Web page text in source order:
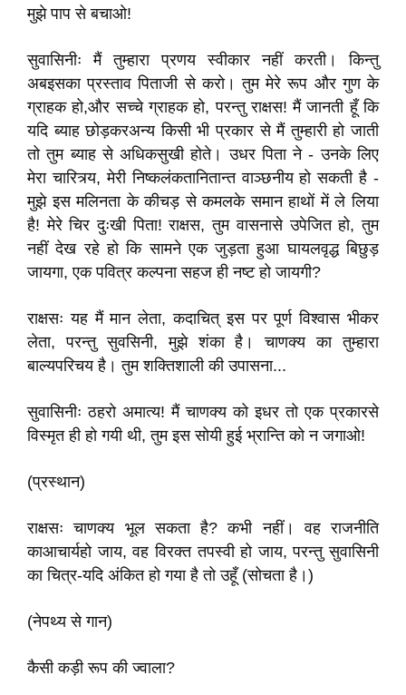
मुझे पाप से बचाओ!
सुवासिनीः मैं तुम्हारा प्रणय स्वीकार नहीं करती। किन्तु
अबइसका प्रस्ताव पिताजी से करो। तुम मेरे रूप और गुण के
ग्राहक हो,और सच्चे ग्राहक हो, परन्तु राक्षस! मैं जानती हूँ कि
यदि ब्याह छोड़करअन्य किसी भी प्रकार से मैं तुम्हारी हो जाती
तो तुम ब्याह से अधिकसुखी होते। उधर पिता ने - उनके लिए
मेरा चारित्र्य, मेरी निष्कलंकतानितान्त वाञ्छनीय हो सकती है -
मुझे इस मलिनता के कीचड़ से कमलके समान हाथों में ले लिया
है! मेरे चिर दुःखी पिता! राक्षस, तुम वासनासे उपेजित हो, तुम
नहीं देख रहे हो कि सामने एक जुड़ता हुआ घायलवृद्ध बिछुड़
जायगा, एक पवित्र कल्पना सहज ही नष्ट हो जायगी?
राक्षसः यह मैं मान लेता, कदाचित्‌ इस पर पूर्ण विश्वास भीकर
लेता, परन्तु सुवसिनी, मुझे शंका है। चाणक्य का तुम्हारा
बाल्यपरिचय है। तुम शक्तिशाली की उपासना...
सुवासिनीः ठहरो अमात्य! मैं चाणक्य को इधर तो एक प्रकारसे
विस्मृत ही हो गयी थी, तुम इस सोयी हुई भ्रान्ति को न जगाओ!
(प्रस्थान)
राक्षसः चाणक्य भूल सकता है? कभी नहीं। वह राजनीति
काआचार्यहो जाय, वह विरक्त तपस्वी हो जाय, परन्तु सुवासिनी
का चित्र-यदि अंकित हो गया है तो उहूँ (सोचता है।)
(नेपथ्य से गान)
कैसी कड़ी रूप की ज्वाला?